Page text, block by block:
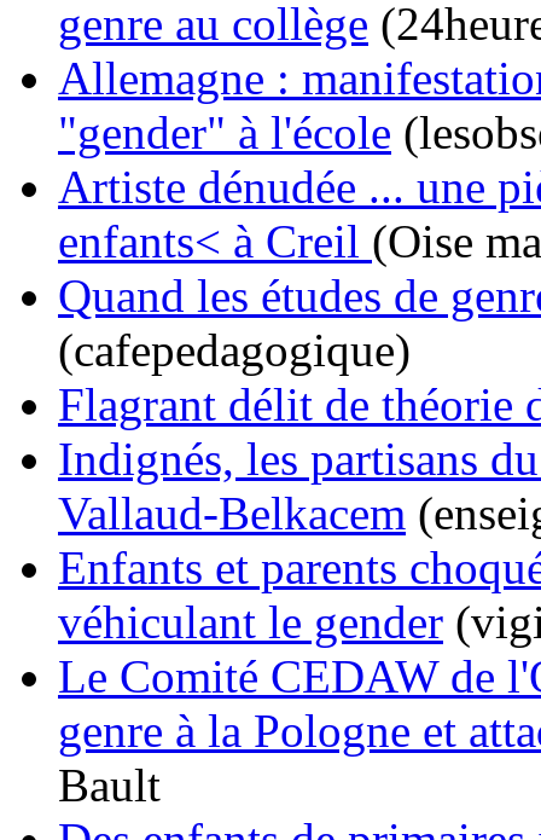
genre au collège
Allemagne :
"gender" à l'école
Artiste dénudée ... une
enfants< à Creil (Oise
Quand les études de
(cafepedagogique)
Flagrant délit de théorie
Indignés, les partisans
Vallaud-Belkacem
Enfants et parents
véhiculant le gender
Le Comité CEDAW de
genre à la Pologne et
Bault